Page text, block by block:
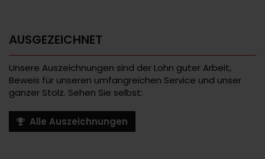
AUSGEZEICHNET
Unsere Auszeichnungen sind der Lohn guter Arbeit,
Beweis für unseren umfangreichen Service und unser
ganzer Stolz. Sehen Sie selbst:
Alle Auszeichnungen